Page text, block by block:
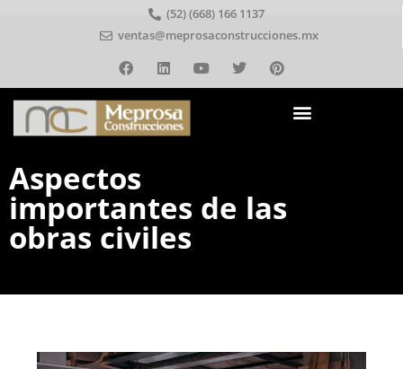
(52) (668) 166 1137
ventas@meprosaconstrucciones.mx
Aspectos
importantes de las
obras civiles